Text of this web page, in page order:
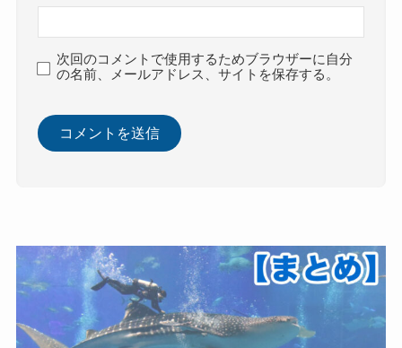
次回のコメントで使用するためブラウザーに自分
の名前、メールアドレス、サイトを保存する。